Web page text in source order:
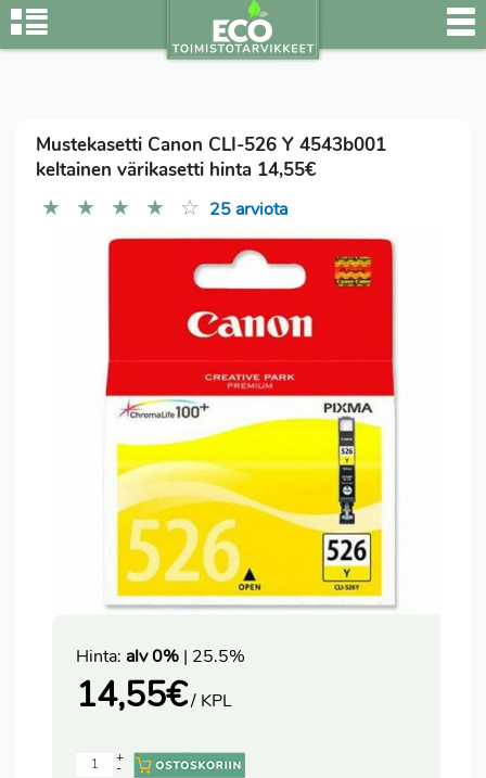
Mustekasetti Canon CLI-526 Y 4543b001
keltainen värikasetti hinta 14,55€
★ ★ ★ ★ ☆ 25 arviota
Hinta: alv 0% | 25.5%
14,55€/ KPL
-
+